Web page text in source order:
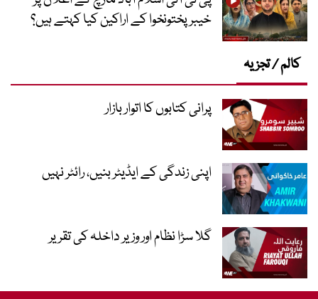
خیبر پختونخوا کے اراکین کیا کہتے ہیں؟
کالم / تجزیہ
پرانی کتابوں کا اتوار بازار
اپنی زندگی کے ایڈیٹر بنیں، رائٹر نہیں
گلا سڑا نظام اور وزیر داخلہ کی تقریر